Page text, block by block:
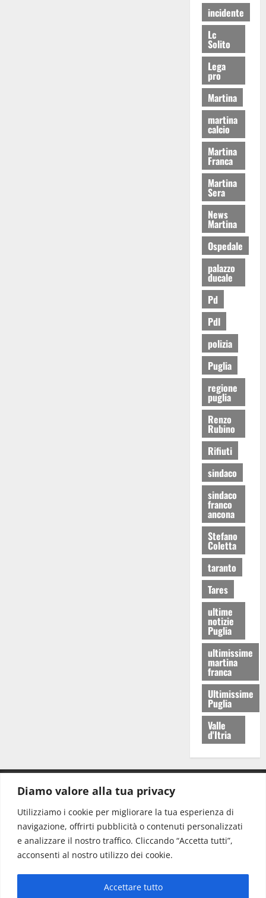
Diamo valore alla tua privacy
Utilizziamo i cookie per migliorare la tua esperienza di
navigazione, offrirti pubblicità o contenuti personalizzati
e analizzare il nostro traffico. Cliccando “Accetta tutti”,
acconsenti al nostro utilizzo dei cookie.
Accettare tutto
incidente
Lc
Solito
Lega
pro
Martina
martina
calcio
Martina
Franca
Martina
Sera
News
Martina
Ospedale
palazzo
ducale
Pd
Pdl
polizia
Puglia
regione
puglia
Renzo
Rubino
Rifiuti
sindaco
sindaco
franco
ancona
Stefano
Coletta
taranto
Tares
ultime
notizie
Puglia
ultimissime
martina
franca
Ultimissime
Puglia
Valle
d'Itria
Redazione: redazione@www.martinasera.it
Direttore:direttore@www.martinasera.it
Info & Commerciale:info@www.martinasera.it